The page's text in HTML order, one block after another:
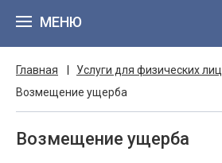
МЕНЮ
Главная
Услуги для физических лиц
Возмещение ущерба
Возмещение ущерба